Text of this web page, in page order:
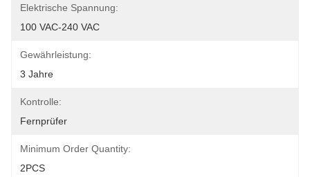
Elektrische Spannung:
100 VAC-240 VAC
Gewährleistung:
3 Jahre
Kontrolle:
Fernprüfer
Minimum Order Quantity:
2PCS